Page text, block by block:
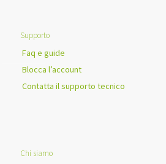
Supporto
Faq e guide
Blocca l’account
Contatta il supporto tecnico
Chi siamo